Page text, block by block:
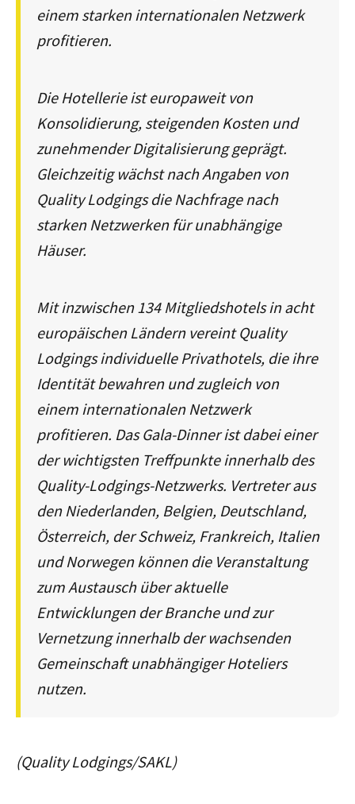
einem starken internationalen Netzwerk
profitieren.
Die Hotellerie ist europaweit von
Konsolidierung, steigenden Kosten und
zunehmender Digitalisierung geprägt.
Gleichzeitig wächst nach Angaben von
Quality Lodgings die Nachfrage nach
starken Netzwerken für unabhängige
Häuser.
Mit inzwischen 134 Mitgliedshotels in acht
europäischen Ländern vereint Quality
Lodgings individuelle Privathotels, die ihre
Identität bewahren und zugleich von
einem internationalen Netzwerk
profitieren. Das Gala-Dinner ist dabei einer
der wichtigsten Treffpunkte innerhalb des
Quality-Lodgings-Netzwerks. Vertreter aus
den Niederlanden, Belgien, Deutschland,
Österreich, der Schweiz, Frankreich, Italien
und Norwegen können die Veranstaltung
zum Austausch über aktuelle
Entwicklungen der Branche und zur
Vernetzung innerhalb der wachsenden
Gemeinschaft unabhängiger Hoteliers
nutzen.
(Quality Lodgings/SAKL)